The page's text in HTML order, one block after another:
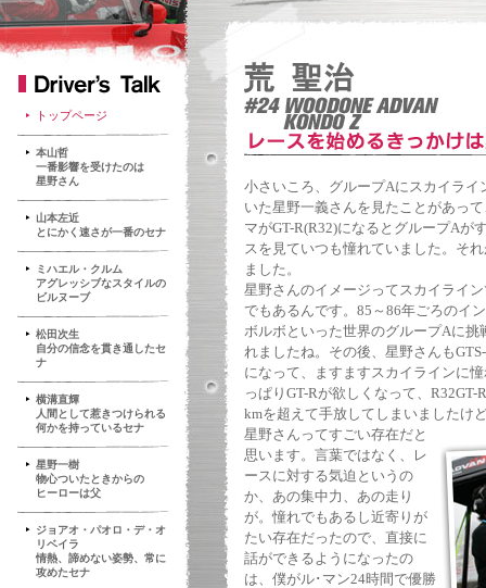
トップページ
本山哲
一番影響を受けたのは
星野さん
山本左近
とにかく速さが一番のセナ
ミハエル・クルム
アグレッシブなスタイルの
ビルヌーブ
松田次生
自分の信念を貫き通したセ
ナ
横溝直輝
人間として惹きつけられる
何かを持っているセナ
星野一樹
物心ついたときからの
ヒーローは父
ジョアオ・パオロ・デ・オ
リベイラ
情熱、諦めない姿勢、常に
攻めたセナ
小さいころ、グループAにスカイライ
いた星野一義さんを見たことがあっ
マがGT-R(R32)になるとグループAが
スを見ていつも憧れていました。そ
ました。
星野さんのイメージってスカイライ
でもあるんです。85～86年ごろのイ
ボルボといった世界のグループAに
れましたね。その後、星野さんも
になって、ますますスカイラインに
っぱりGT-Rが欲しくなって、
kmを超えて手放してしまいましたけ
星野さんってすごい存在だと
思います。言葉ではなく、レ
ースに対する気迫というの
か、あの集中力、あの走り
が。憧れでもあるし近寄りが
たい存在だったので、直接に
話ができるようになったの
は、僕がル･マン24時間で優勝